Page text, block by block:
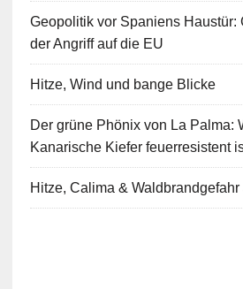
Geopolitik vor Spaniens Haustür:
der Angriff auf die EU
Hitze, Wind und bange Blicke
Der grüne Phönix von La Palma:
Kanarische Kiefer feuerresistent
Hitze, Calima &